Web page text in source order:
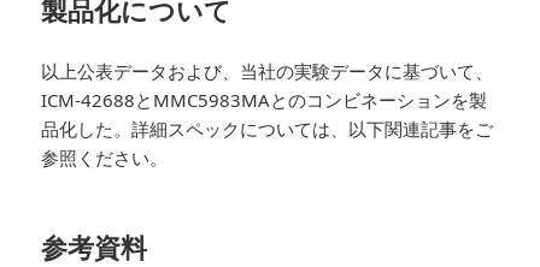
製品化について
以上公表データおよび、当社の実験データに基づいて、
ICM-42688とMMC5983MAとのコンビネーションを製
品化した。詳細スペックについては、以下関連記事をご
参照ください。
参考資料